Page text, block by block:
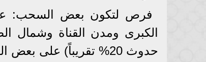
​فرص لتكون بعض السحب:
الكبرى ومدن القناة وشمال
حدوث 20% تقريباً) على بعض المناطق.